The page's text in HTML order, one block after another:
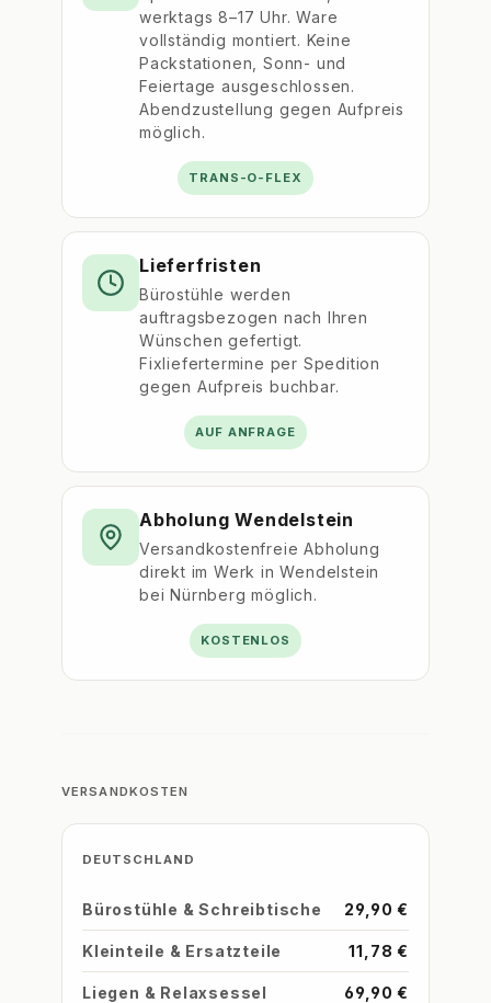
werktags 8–17 Uhr. Ware
vollständig montiert. Keine
Packstationen, Sonn- und
Feiertage ausgeschlossen.
Abendzustellung gegen Aufpreis
möglich.
TRANS-O-FLEX
Lieferfristen
Bürostühle werden
auftragsbezogen nach Ihren
Wünschen gefertigt.
Fixliefertermine per Spedition
gegen Aufpreis buchbar.
AUF ANFRAGE
Abholung Wendelstein
Versandkostenfreie Abholung
direkt im Werk in Wendelstein
bei Nürnberg möglich.
KOSTENLOS
VERSANDKOSTEN
DEUTSCHLAND
Bürostühle & Schreibtische 29,90 €
Kleinteile & Ersatzteile 11,78 €
Liegen & Relaxsessel 69,90 €